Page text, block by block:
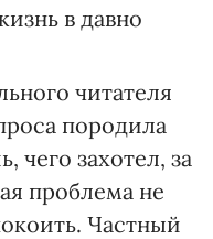
в давно
читателя
породила
чего захотел, за
проблема не
Частный